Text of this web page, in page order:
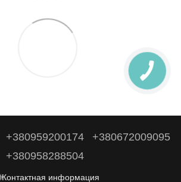
+380959200174
+380672009095
+380958288504
информация